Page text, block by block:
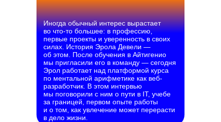
Иногда обычный интерес вырастает
во что-то большее: в профессию,
первые проекты и уверенность в своих
силах. История Эрола Девели —
об этом. После обучения в Айтигенио
мы пригласили его в команду — сегодня
Эрол работает над платформой курса
по ментальной арифметике как веб-
разработчик. В этом интервью
мы поговорили с ним о пути в IT, учебе
за границей, первом опыте работы
и о том, как увлечение может перерасти
в дело жизни.